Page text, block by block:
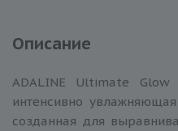
Описание
ADALINE Ultimate
интенсивно
созданная для